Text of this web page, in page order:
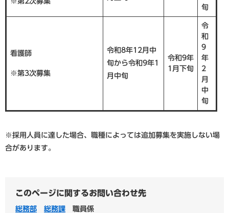
旬
看護師
※第3次募集
令和8年12月中
旬から令和9年1
月中旬
令和9年
1月下旬
令
和
9
年
2
月
中
旬
※採用人員に達した場合、職種によっては追加募集を実施しない場
合があります。
このページに関するお問い合わせ先
総務部 総務課
職員係